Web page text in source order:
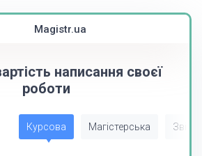
Magistr.ua
написання своєї
роботи
Курсова Магістерська Звіт